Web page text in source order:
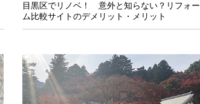
目黒区でリノベ！ 意外と知らない？リフォー
ム比較サイトのデメリット・メリット